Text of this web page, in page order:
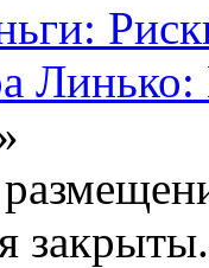
закрыты.